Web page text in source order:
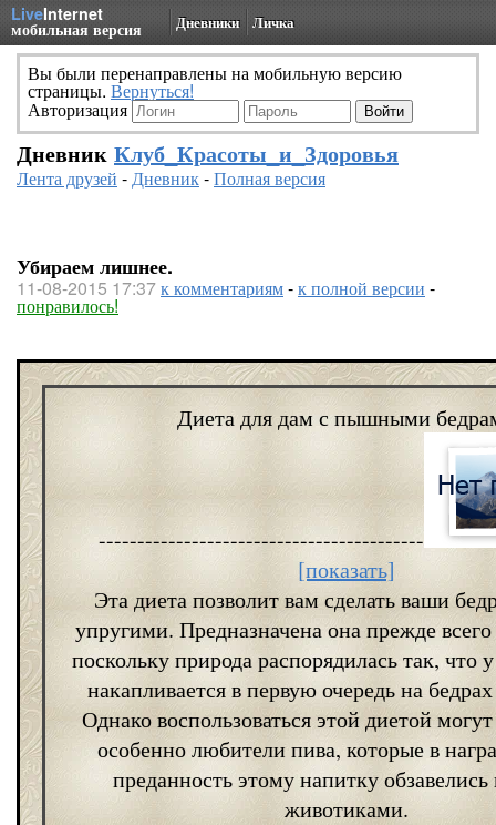
LiveInternet
мобильная версия Дневники Личка
Вы были перенаправлены на мобильную версию
страницы. Вернуться!
Авторизация
Дневник Клуб_Красоты_и_Здоровья
Лента друзей -Дневник-Полная версия
Убираем лишнее.
11-08-2015 17:37к комментариям-к полной версии -
понравилось!
Диета для дам с пышными
------------------------------------------
[показать]
Эта диета позволит вам сделать ваши
упругими. Предназначена она прежде
поскольку природа распорядилась так,
накапливается в первую очередь на
Однако воспользоваться этой диетой
особенно любители пива, которые в
преданность этому напитку
животиками.